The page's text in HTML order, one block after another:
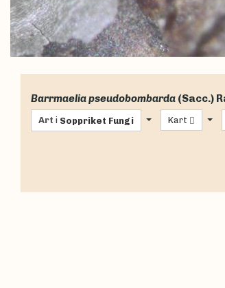
Barrmaelia pseudobombarda (Sacc.)
Art i Soppriket Fungi Kart